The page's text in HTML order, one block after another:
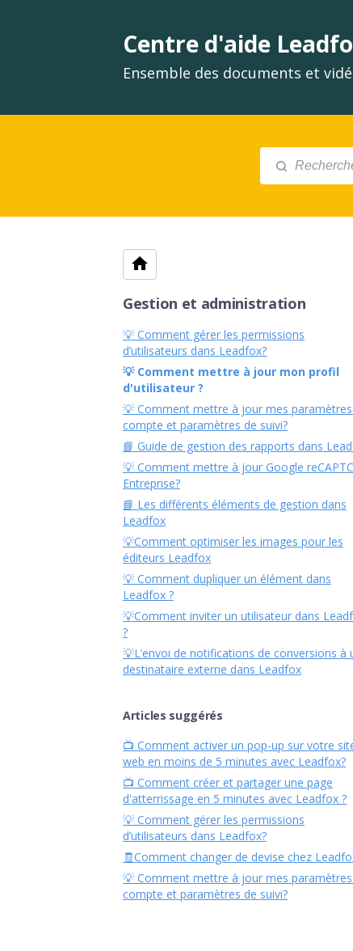
Centre d'aide
Ensemble des documents et
Gestion et administration
💡 Comment gérer les permissions
d’utilisateurs dans Leadfox?
💡 Comment mettre à jour mon profil
d'utilisateur ?
💡 Comment mettre à jour mes
compte et paramètres de suivi?
📘 Guide de gestion des rapports dans
💡 Comment mettre à jour Google
Entreprise?
📘 Les différents éléments de gestion dans
Leadfox
💡Comment optimiser les images pour les
éditeurs Leadfox
💡 Comment dupliquer un élément dans
Leadfox ?
💡Comment inviter un utilisateur dans
?
💡L’envoi de notifications de conversions à
destinataire externe dans Leadfox
Articles suggérés
📺 Comment activer un pop-up sur votre
web en moins de 5 minutes avec Leadfox?
📺 Comment créer et partager une page
d'atterrissage en 5 minutes avec Leadfox ?
💡 Comment gérer les permissions
d’utilisateurs dans Leadfox?
🧾Comment changer de devise chez
💡 Comment mettre à jour mes
compte et paramètres de suivi?